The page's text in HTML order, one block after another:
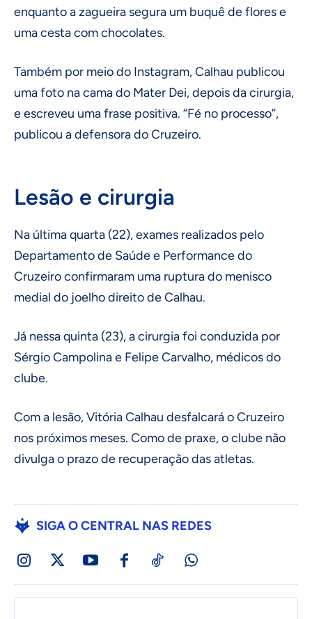
enquanto a zagueira segura um buquê de flores e
uma cesta com chocolates.
Também por meio do Instagram, Calhau publicou
uma foto na cama do Mater Dei, depois da cirurgia,
e escreveu uma frase positiva. “Fé no processo”,
publicou a defensora do Cruzeiro.
Lesão e cirurgia
Na última quarta (22), exames realizados pelo
Departamento de Saúde e Performance do
Cruzeiro confirmaram uma ruptura do menisco
medial do joelho direito de Calhau.
Já nessa quinta (23), a cirurgia foi conduzida por
Sérgio Campolina e Felipe Carvalho, médicos do
clube.
Com a lesão, Vitória Calhau desfalcará o Cruzeiro
nos próximos meses. Como de praxe, o clube não
divulga o prazo de recuperação das atletas.
SIGA O CENTRAL NAS REDES